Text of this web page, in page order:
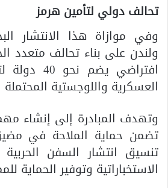
تحالف دولي لتأمين هرمز
وفي موازاة هذا الانتشار
ولندن على بناء تحالف متعدد
افتراضي
العسكرية واللوجستية
وتهدف المبادرة إلى إنشاء
تضمن حماية الملاحة في
تنسيق انتشار السفن الحربية
الاستخباراتية وتوفير الحماية